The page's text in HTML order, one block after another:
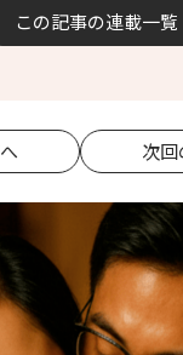
この記事の連載一覧
次回